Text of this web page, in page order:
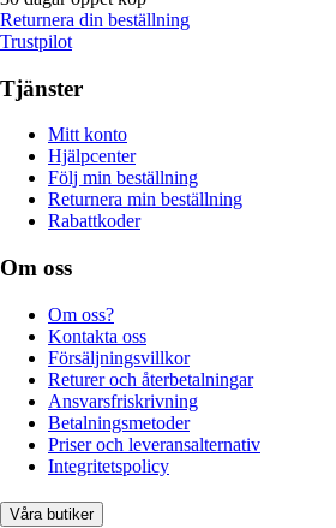
Returnera din beställning
Trustpilot
Tjänster
Mitt konto
Hjälpcenter
Följ min beställning
Returnera min beställning
Rabattkoder
Om oss
Om oss?
Kontakta oss
Försäljningsvillkor
Returer och återbetalningar
Ansvarsfriskrivning
Betalningsmetoder
Priser och leveransalternativ
Integritetspolicy
Våra butiker